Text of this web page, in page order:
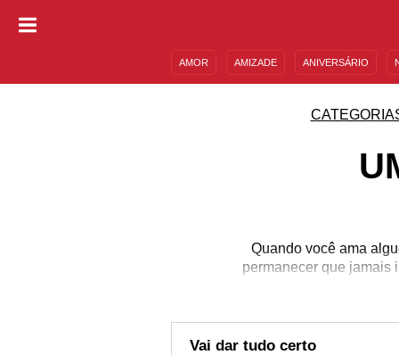
AMOR AMIZADE ANIVERSÁRIO
Quando você ama
permanecer que jamais
Vai dar tudo certo